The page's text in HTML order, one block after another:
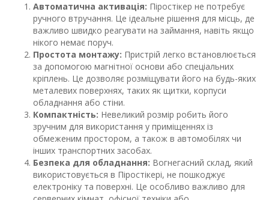
Автоматична активація: Піростікер не потребує
ручного втручання. Це ідеальне рішення для місць, де
важливо швидко реагувати на займання, навіть якщо
нікого немає поруч.
Простота монтажу: Пристрій легко встановлюється
за допомогою магнітної основи або спеціальних
кріплень. Це дозволяє розміщувати його на будь-яких
металевих поверхнях, таких як щитки, корпуси
обладнання або стіни.
Компактність: Невеликий розмір робить його
зручним для використання у приміщеннях із
обмеженим простором, а також в автомобілях чи
інших транспортних засобах.
Безпека для обладнання: Вогнегасний склад, який
використовується в Піростікері, не пошкоджує
електроніку та поверхні. Це особливо важливо для